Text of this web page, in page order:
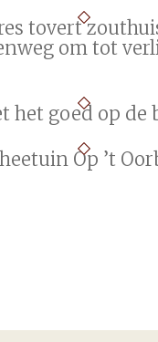
tovert
om tot
het goed op de
Op ’t